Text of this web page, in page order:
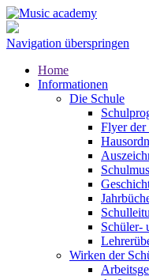
Navigation überspringen
Home
Informationen
Die Schule
Flyer der
Schüler-
Wirken der